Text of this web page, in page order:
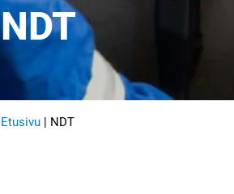
NDT
Etusivu | NDT